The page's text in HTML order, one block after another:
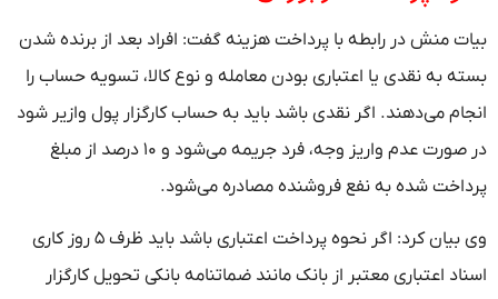
بیات منش در رابطه با پرداخت هزینه گفت: افراد بعد از برنده شدن
بسته به نقدی یا اعتباری بودن معامله و نوع کالا، تسویه حساب را
انجام می‌دهند. اگر نقدی باشد باید به حساب کارگزار پول وازیر شود
در صورت عدم واریز وجه، فرد جریمه می‌شود و ۱۰ درصد از مبلغ
پرداخت شده به نفع فروشنده مصادره می‌شود.
وی بیان کرد: اگر نحوه پرداخت اعتباری باشد باید ظرف ۵ روز کاری
اسناد اعتباری معتبر از بانک مانند ضماتنامه بانکی تحویل کارگزار